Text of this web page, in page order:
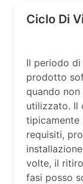
Ciclo Di
Il periodo
prodotto
quando
utilizzato. Il
tipicamente
requisiti,
volte, il
fasi posso